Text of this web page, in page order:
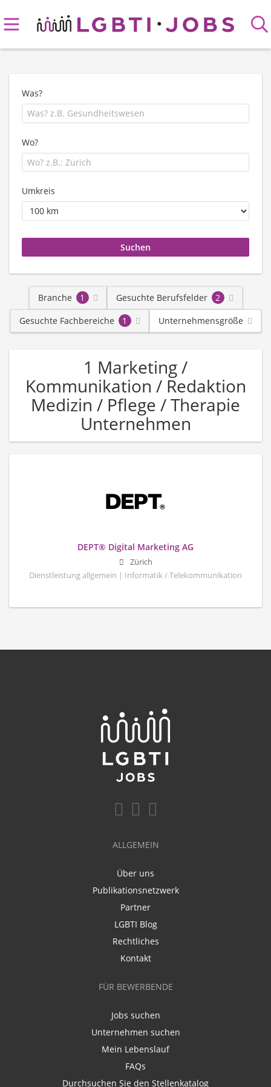
Was?
Wo?
Umkreis
Branche 1 Gesuchte Berufsfelder
2
Gesuchte Fachbereiche
1 Unternehmensgröße
1 Marketing /
Kommunikation / Redaktion
Medizin / Pflege / Therapie
Unternehmen
DEPT® Digital Marketing AG
Zürich
Dienstleistung allgemein | Informatik / Telekommunikation
ALLGEMEIN
Über uns
Publikationsnetzwerk
Partner
LGBTI Blog
Rechtliches
Kontakt
FÜR BEWERBENDE
Jobs suchen
Unternehmen suchen
Mein Lebenslauf
FAQs
Durchsuchen Sie den Stellenkatalog